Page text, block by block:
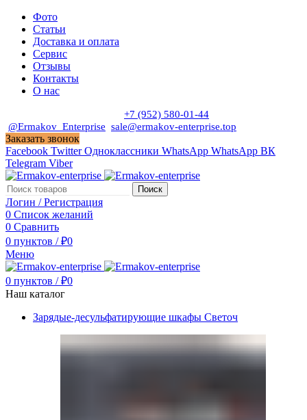
Фото
Статьи
Доставка и оплата
Сервис
Отзывы
Контакты
О нас
+7 (952) 580-01-44
@Ermakov_Enterprise sale@ermakov-enterprise.top
Заказать звонок
Facebook Twitter Одноклассники WhatsApp WhatsApp ВК
Telegram Viber
Поиск
Логин / Регистрация
0 Список желаний
0 Сравнить
0 пунктов / ₽0
Меню
0 пунктов / ₽0
Наш каталог
Зарядые-десульфатирующие шкафы Светоч